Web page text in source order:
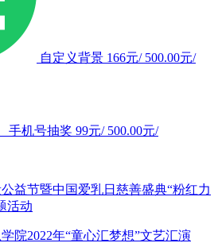
自定义背景 166元/ 500.00元/
手机号抽奖 99元/ 500.00元/
益节暨中国爱乳日慈善盛典“粉红力
活动
院2022年“童心汇梦想”文艺汇演